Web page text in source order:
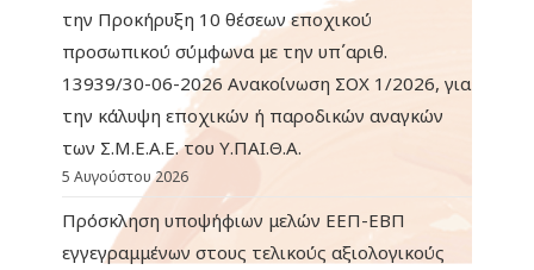
την Προκήρυξη 10 θέσεων εποχικού
προσωπικού σύμφωνα με την υπ΄αριθ.
13939/30-06-2026 Ανακοίνωση ΣΟΧ 1/2026, για
την κάλυψη εποχικών ή παροδικών αναγκών
των Σ.Μ.Ε.Α.Ε. του Υ.ΠΑΙ.Θ.Α.
5 Αυγούστου 2026
Πρόσκληση υποψήφιων μελών ΕΕΠ-ΕΒΠ
εγγεγραμμένων στους τελικούς αξιολογικούς